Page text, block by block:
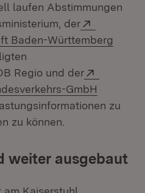
laufen Abstimmungen
der
Baden-Württemberg
Fenster)
Regio und der
GmbH
Fenster)
zu
zu können.
weiter ausgebaut